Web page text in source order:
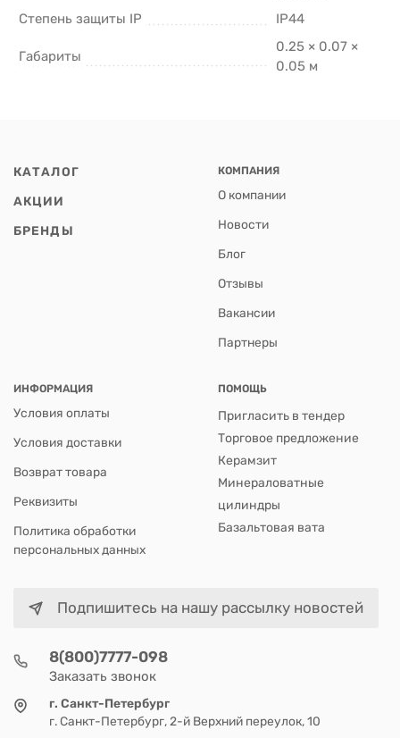
Степень защиты IP
IP44
Габариты
0.25 × 0.07 ×
0.05 м
КАТАЛОГ
АКЦИИ
БРЕНДЫ
КОМПАНИЯ
О компании
Новости
Блог
Отзывы
Вакансии
Партнеры
ИНФОРМАЦИЯ
Условия оплаты
Условия доставки
Возврат товара
Реквизиты
Политика обработки
персональных данных
ПОМОЩЬ
Пригласить в тендер
Торговое предложение
Керамзит
Минераловатные
цилиндры
Базальтовая вата
Подпишитесь на нашу рассылку новостей
8(800)7777-098
Заказать звонок
г. Санкт-Петербург
г. Санкт-Петербург, 2-й Верхний переулок, 10